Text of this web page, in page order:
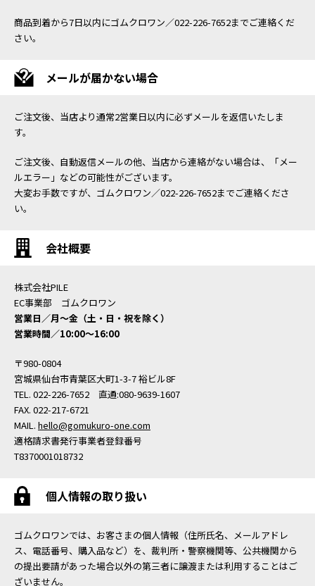
商品到着から7日以内にゴムクロワン／022-226-7652までご連絡くだ
さい。
メールが届かない場合
ご注文後、当店より通常2営業日以内に必ずメールを返信いたしま
す。
ご注文後、自動返信メールの他、当店から連絡がない場合は、「メー
ルエラー」などの可能性がございます。
大変お手数ですが、ゴムクロワン／022-226-7652までご連絡くださ
い。
会社概要
株式会社PILE
EC事業部 ゴムクロワン
営業日／月〜金（土・日・祝を除く）
営業時間／10:00〜16:00
〒980-0804
宮城県仙台市青葉区大町1-3-7 裕ビル8F
TEL. 022-226-7652 直通:080-9639-1607
FAX. 022-217-6721
MAIL. hello@gomukuro-one.com
適格請求書発行事業者登録番号
T8370001018732
個人情報の取り扱い
ゴムクロワンでは、お客さまの個人情報（住所氏名、メールアドレ
ス、電話番号、購入品など）を、裁判所・警察機関等、公共機関から
の提出要請があった場合以外の第三者に譲渡または利用することはご
ざいません。